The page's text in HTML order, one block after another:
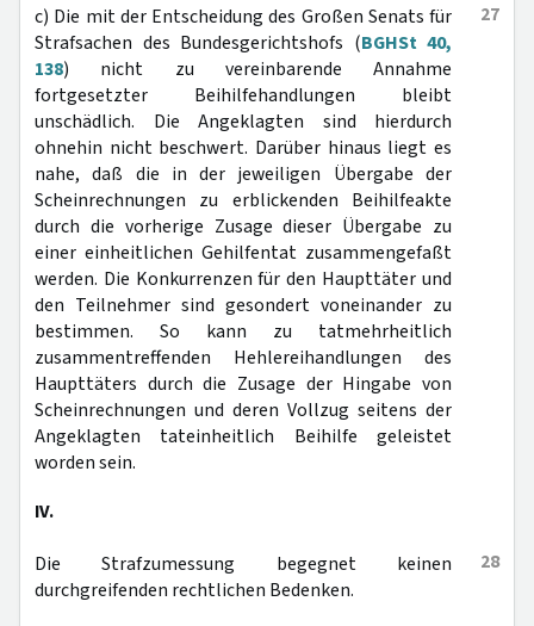
27
c) Die mit der Entscheidung des Großen Senats für
Strafsachen des Bundesgerichtshofs (BGHSt 40,
138) nicht zu vereinbarende Annahme
fortgesetzter Beihilfehandlungen bleibt
unschädlich. Die Angeklagten sind hierdurch
ohnehin nicht beschwert. Darüber hinaus liegt es
nahe, daß die in der jeweiligen Übergabe der
Scheinrechnungen zu erblickenden Beihilfeakte
durch die vorherige Zusage dieser Übergabe zu
einer einheitlichen Gehilfentat zusammengefaßt
werden. Die Konkurrenzen für den Haupttäter und
den Teilnehmer sind gesondert voneinander zu
bestimmen. So kann zu tatmehrheitlich
zusammentreffenden Hehlereihandlungen des
Haupttäters durch die Zusage der Hingabe von
Scheinrechnungen und deren Vollzug seitens der
Angeklagten tateinheitlich Beihilfe geleistet
worden sein.
IV.
28
Die Strafzumessung begegnet keinen
durchgreifenden rechtlichen Bedenken.